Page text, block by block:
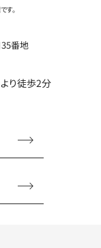
番地
り徒歩2分